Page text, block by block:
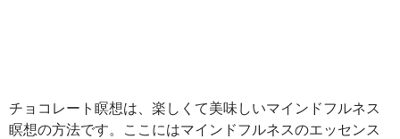
チョコレート瞑想は、楽しくて美味しいマインドフルネス
瞑想の方法です。ここにはマインドフルネスのエッセンス